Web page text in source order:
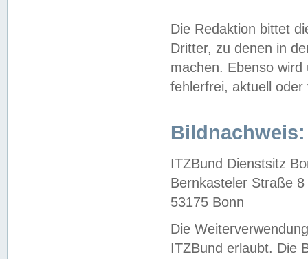
Die Redaktion bittet
Dritter, zu denen in
machen. Ebenso
fehlerfrei, aktuell oder
Bildnachweis:
ITZBund Dienstsitz
Bernkasteler Straße 8
53175 Bonn
Die
ITZBund erlaubt. Die